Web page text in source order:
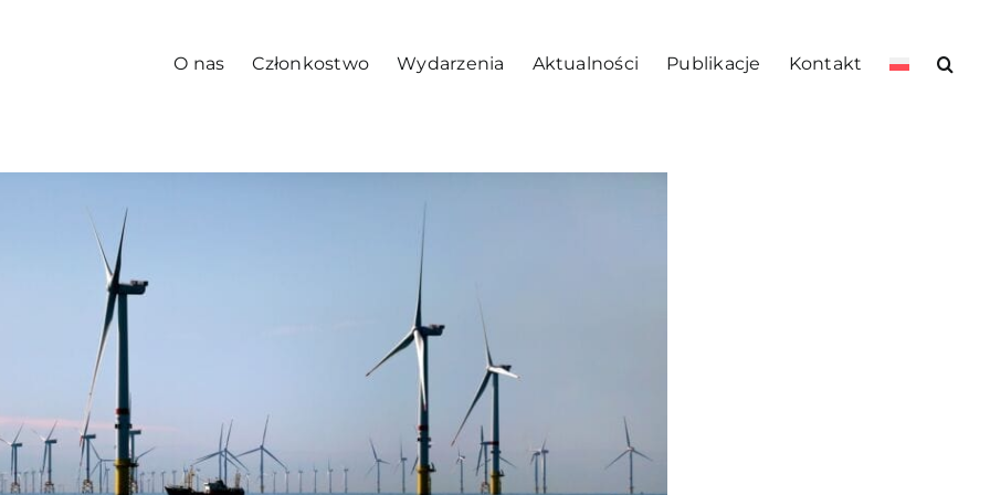
O nas Członkostwo Wydarzenia Aktualności Publikacje Kontakt